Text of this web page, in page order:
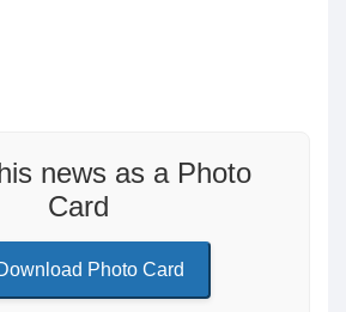
news as a Photo
Card
Photo Card